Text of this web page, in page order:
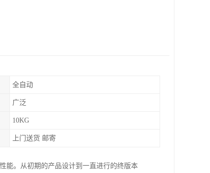
全自动
广泛
10KG
上门送货 邮寄
能。从初期的产品设计到一直进行的终版本